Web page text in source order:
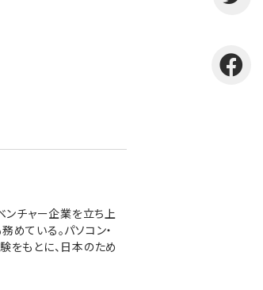
ンチャー企業を立ち上
めている。パソコン・
をもとに、日本のため